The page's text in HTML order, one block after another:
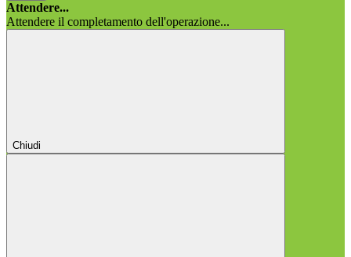
Attendere...
Attendere il completamento dell'operazione...
Chiudi